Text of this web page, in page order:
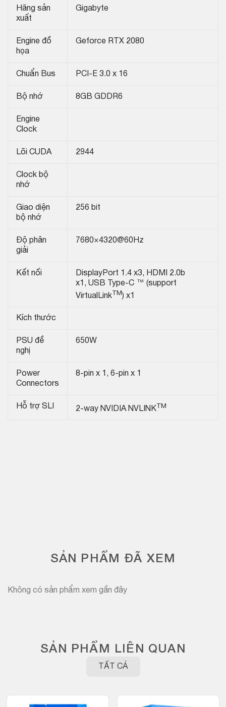
Hãng sản
xuất
Gigabyte
Engine đồ
họa
Geforce RTX 2080
Chuẩn Bus PCI-E 3.0 x 16
Bộ nhớ 8GB GDDR6
Engine
Clock
Lõi CUDA 2944
Clock bộ
nhớ
Giao diện
bộ nhớ
256 bit
Độ phân
giải
7680×4320@60Hz
Kết nối
DisplayPort 1.4 x3, HDMI 2.0b
x1, USB Type-C ™ (support
VirtualLinkTM) x1
Kích thước
PSU đề
nghị
650W
Power
Connectors
8-pin x 1, 6-pin x 1
Hỗ trợ SLI 2-way NVIDIA NVLINKTM
SẢN PHẨM ĐÃ XEM
Không có sản phẩm xem gần đây
SẢN PHẨM LIÊN QUAN
TẤT CẢ